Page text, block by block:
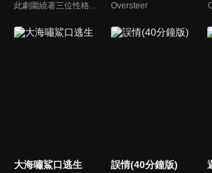
此劇圍繞著三位性格不同的爸爸：巫尚進（張耀棟飾）、陳哲銘（林明倫飾）、劉奕閣（陳邦鋆飾）在各自孩子面臨PSLE考驗之時所面對的重重考驗，同時也探討新加坡教育制度。 Oversteer
大海嘯鯊口逃生 誤情(40分鐘版)